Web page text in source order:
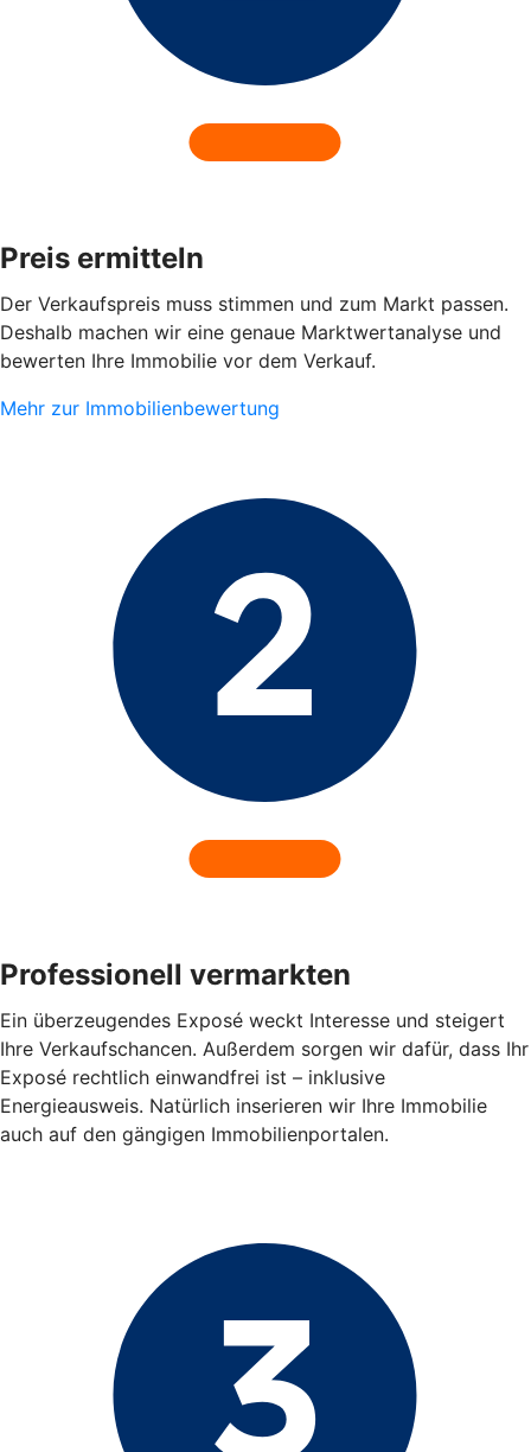
Preis ermitteln
Der Verkaufspreis muss stimmen und zum Markt passen.
Deshalb machen wir eine genaue Marktwertanalyse und
bewerten Ihre Immobilie vor dem Verkauf.
Mehr zur Immobilienbewertung
Professionell vermarkten
Ein überzeugendes Exposé weckt Interesse und steigert
Ihre Verkaufschancen. Außerdem sorgen wir dafür, dass Ihr
Exposé rechtlich einwandfrei ist – inklusive
Energieausweis. Natürlich inserieren wir Ihre Immobilie
auch auf den gängigen Immobilienportalen.